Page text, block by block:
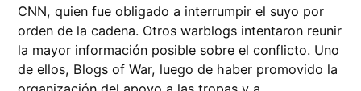
CNN, quien fue obligado a interrumpir el suyo por
orden de la cadena. Otros warblogs intentaron reunir
la mayor información posible sobre el conflicto. Uno
de ellos, Blogs of War, luego de haber promovido la